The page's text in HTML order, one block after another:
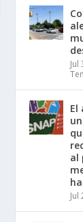
Jul
El
al
Jul